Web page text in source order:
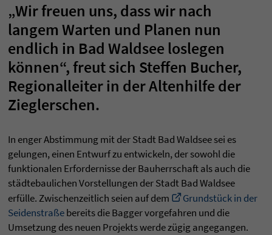
„Wir freuen uns, dass wir nach
langem Warten und Planen nun
endlich in Bad Waldsee loslegen
können“, freut sich Steffen Bucher,
Regionalleiter in der Altenhilfe der
Zieglerschen.
In enger Abstimmung mit der Stadt Bad Waldsee sei es
gelungen, einen Entwurf zu entwickeln, der sowohl die
funktionalen Erfordernisse der Bauherrschaft als auch die
städtebaulichen Vorstellungen der Stadt Bad Waldsee
erfülle. Zwischenzeitlich seien auf dem
Grundstück in der
Seidenstraßebereits die Bagger vorgefahren und die
Umsetzung des neuen Projekts werde zügig angegangen.